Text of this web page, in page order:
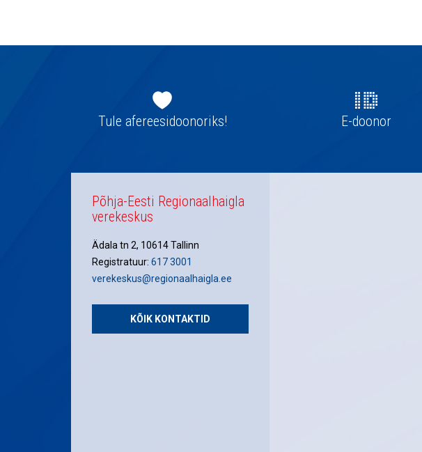
navigatsioonTule afereesidoonoriks! E-doonor
Põhja-Eesti Regionaalhaigla
verekeskus
Ädala tn 2, 10614 Tallinn
Registratuur: 617 3001
verekeskus@regionaalhaigla.ee
KÕIK KONTAKTID